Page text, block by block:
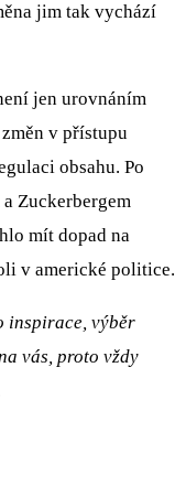
jim tak vychází
jen urovnáním
v přístupu
obsahu. Po
Zuckerbergem
mít dopad na
v americké politice.
inspirace, výběr
vás, proto vždy